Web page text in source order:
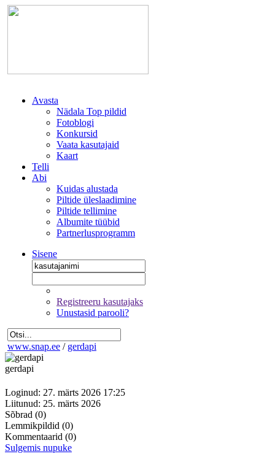
Avasta
Nädala Top pildid
Fotoblogi
Konkursid
Vaata kasutajaid
Kaart
Telli
Abi
Kuidas alustada
Piltide üleslaadimine
Piltide tellimine
Albumite tüübid
Partnerlusprogramm
Sisene
Registreeru kasutajaks
Unustasid parooli?
www.snap.ee / gerdapi
gerdapi
Loginud: 27. märts 2026 17:25
Liitunud: 25. märts 2026
Sõbrad (0)
Lemmikpildid (0)
Kommentaarid (0)
Sulgemis nupuke